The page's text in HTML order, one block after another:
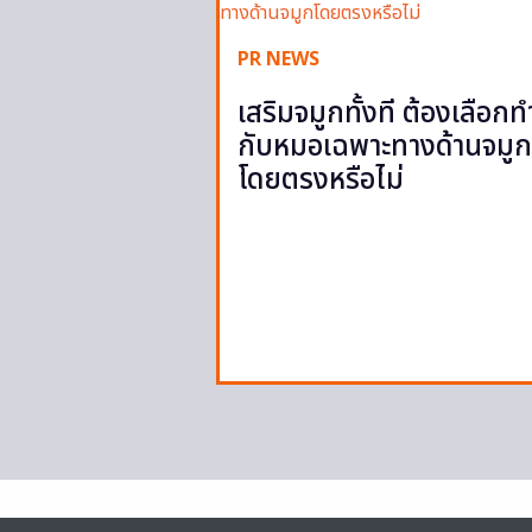
PR NEWS
เสริมจมูกทั้งที ต้องเลือกท
กับหมอเฉพาะทางด้านจมูก
โดยตรงหรือไม่